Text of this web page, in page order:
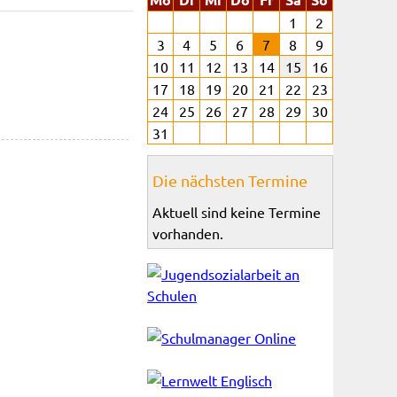
1
2
3
4 5 6 7 8
9
10
11 12 13 14 15
16
17
18 19 20 21 22
23
24
25 26 27 28 29
30
31
Die nächsten Termine
Aktuell sind keine Termine
vorhanden.